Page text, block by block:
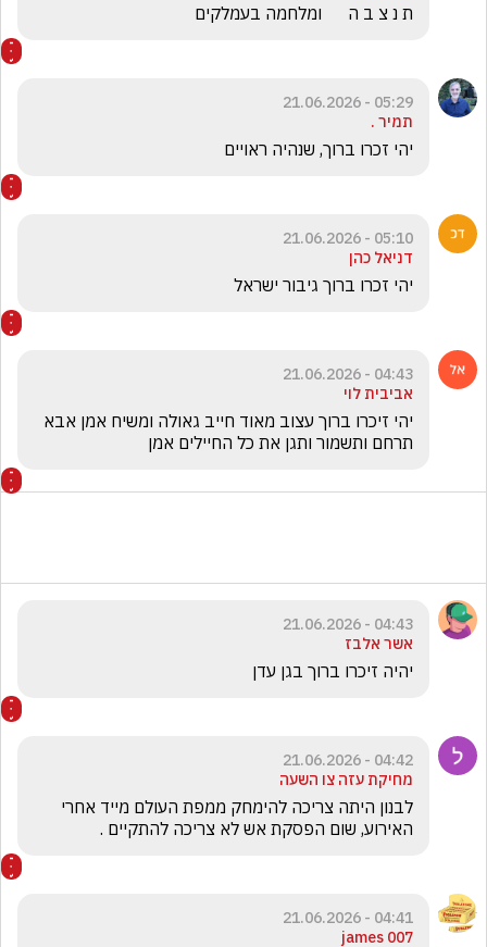
ת נ צ ב ה      ומלחמה בעמלקים
05:29 - 21.06.2026
תמיר .
יהי זכרו ברוך, שנהיה ראויים
05:10 - 21.06.2026
דניאל כהן
יהי זכרו ברוך גיבור ישראל
04:43 - 21.06.2026
אביבית לוי
תרחם ותשמור ותגן את כל החיילים אמן
04:43 - 21.06.2026
אשר אלבז
יהיה זיכרו ברוך בגן עדן
04:42 - 21.06.2026
מחיקת עזה צו השעה
האירוע, שום הפסקת אש לא צריכה להתקיים .
04:41 - 21.06.2026
james 007